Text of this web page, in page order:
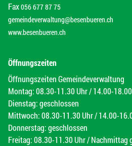
Fax056 677 87 75
gemeindeverwaltung@besenbueren.ch
www.besenbueren.ch
Öffnungszeiten
Öffnungszeiten Gemeindeverwaltung
Montag: 08.30-11.30 Uhr / 14.00-
Dienstag: geschlossen
Mittwoch: 08.30-11.30 Uhr / 14.00-
Donnerstag: geschlossen
Freitag: 08.30-11.30 Uhr / Nachmittag